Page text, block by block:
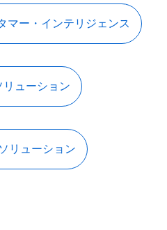
マー・インテリジェンス
ューション
リューション